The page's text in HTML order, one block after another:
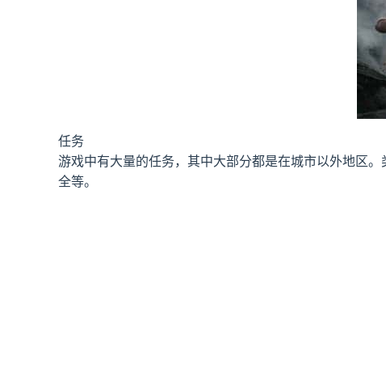
任务
游戏中有大量的任务，其中大部分都是在城市以外地区
全等。